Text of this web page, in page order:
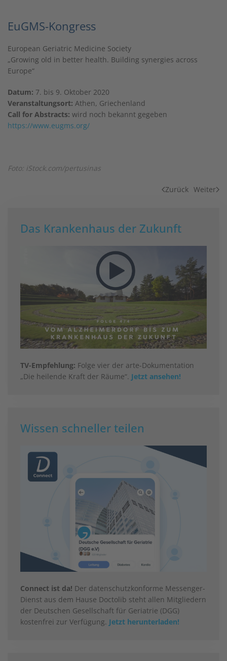
EuGMS-Kongress
European Geriatric Medicine Society
„Growing old in better health. Building synergies across
Europe“
Datum: 7. bis 9. Oktober 2020
Veranstaltungsort: Athen, Griechenland
Call for Abstracts: wird noch bekannt gegeben
https://www.eugms.org/
Foto: iStock.com/pertusinas
Zurück Weiter
Das Krankenhaus der Zukunft
TV-Empfehlung: Folge vier der arte-Dokumentation
„Die heilende Kraft der Räume“. Jetzt ansehen!
Wissen schneller teilen
Connect ist da! Der datenschutzkonforme Messenger-
Dienst aus dem Hause Doctolib steht allen Mitgliedern
der Deutschen Gesellschaft für Geriatrie (DGG)
kostenfrei zur Verfügung. Jetzt herunterladen!